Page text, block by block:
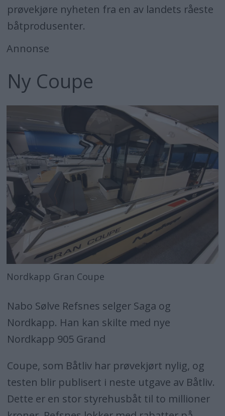
prøvekjøre nyheten fra en av landets råeste
båtprodusenter.
Annonse
Ny Coupe
Nordkapp Gran Coupe
Nabo Sølve Refsnes selger Saga og
Nordkapp. Han kan skilte med nye
Nordkapp 905 Grand
Coupe, som Båtliv har prøvekjørt nylig, og
testen blir publisert i neste utgave av Båtliv.
Dette er en stor styrehusbåt til to millioner